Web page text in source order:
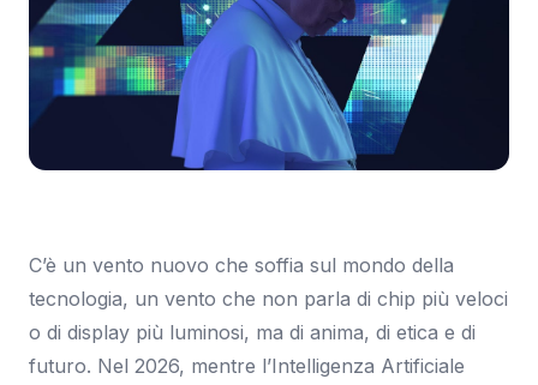
C’è un vento nuovo che soffia sul mondo della
tecnologia, un vento che non parla di chip più veloci
o di display più luminosi, ma di anima, di etica e di
futuro. Nel 2026, mentre l’Intelligenza Artificiale